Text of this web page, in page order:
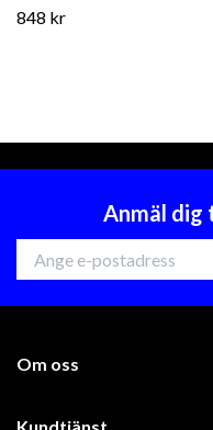
848 kr
Anmäl dig
Om oss